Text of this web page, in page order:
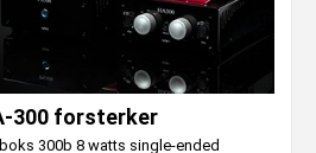
300 forsterker
300b 8 watts single-ended